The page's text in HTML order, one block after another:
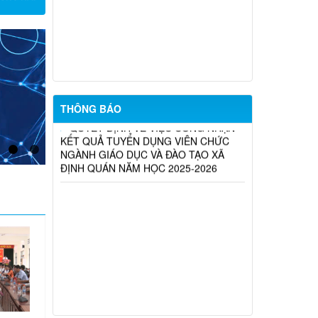
THÔNG BÁO
QUYẾT ĐỊNH VỀ VIỆC CÔNG NHẬN
KẾT QUẢ TUYỂN DỤNG VIÊN CHỨC
NGÀNH GIÁO DỤC VÀ ĐÀO TẠO XÃ
ĐỊNH QUÁN NĂM HỌC 2025-2026